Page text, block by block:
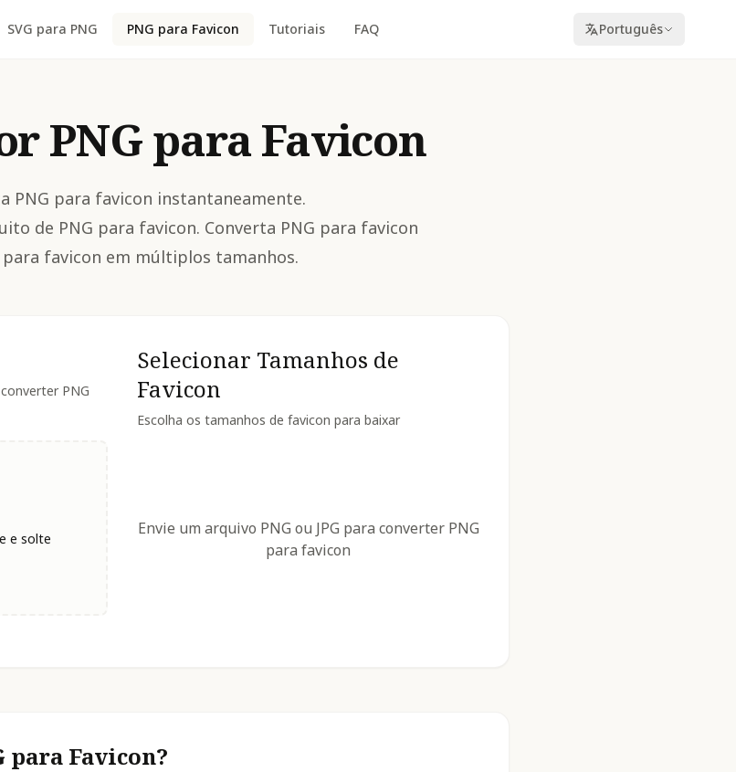
SVG para PNG PNG para Favicon Tutoriais FAQ Português
PNG para Favicon
PNG para favicon instantaneamente.
de PNG para favicon. Converta PNG para favicon
para favicon em múltiplos tamanhos.
PNG
e solte
Selecionar Tamanhos de
Favicon
Escolha os tamanhos de favicon para baixar
Envie um arquivo PNG ou JPG para converter PNG
para favicon
para Favicon?